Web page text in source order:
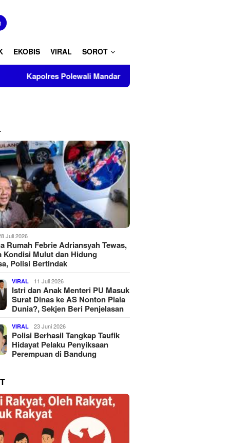
EKOBIS VIRAL SOROT
Mandar Turut Musnahkan Barang Bukti Perkara Inkrah
Juli 2026
Rumah Febrie Adriansyah Tewas,
Kondisi Mulut dan Hidung
Polisi Bertindak
VIRAL 11 Juli 2026
Istri dan Anak Menteri PU Masuk
Surat Dinas ke AS Nonton Piala
Dunia?, Sekjen Beri Penjelasan
VIRAL 23 Juni 2026
Polisi Berhasil Tangkap Taufik
Hidayat Pelaku Penyiksaan
Perempuan di Bandung